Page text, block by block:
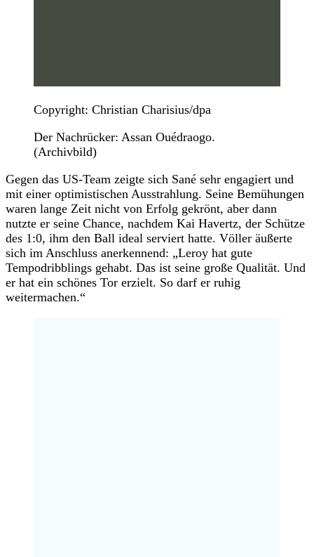
Copyright: Christian Charisius/dpa
Der Nachrücker: Assan Ouédraogo.
(Archivbild)
Gegen das US-Team zeigte sich Sané sehr engagiert und
mit einer optimistischen Ausstrahlung. Seine Bemühungen
waren lange Zeit nicht von Erfolg gekrönt, aber dann
nutzte er seine Chance, nachdem Kai Havertz, der Schütze
des 1:0, ihm den Ball ideal serviert hatte. Völler äußerte
sich im Anschluss anerkennend: „Leroy hat gute
Tempodribblings gehabt. Das ist seine große Qualität. Und
er hat ein schönes Tor erzielt. So darf er ruhig
weitermachen.“